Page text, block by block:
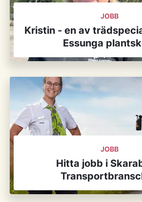
JOBB
Kristin - en av
Essunga
JOBB
Hitta jobb i